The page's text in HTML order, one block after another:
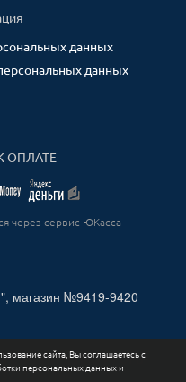
сайта, Вы соглашаетесь с
персональных данных и
данных
данных
ОПЛАТЕ
через сервис ЮКасса
магазин №9419-9420
СТАДНИЧЕНКО ИГОРЬ